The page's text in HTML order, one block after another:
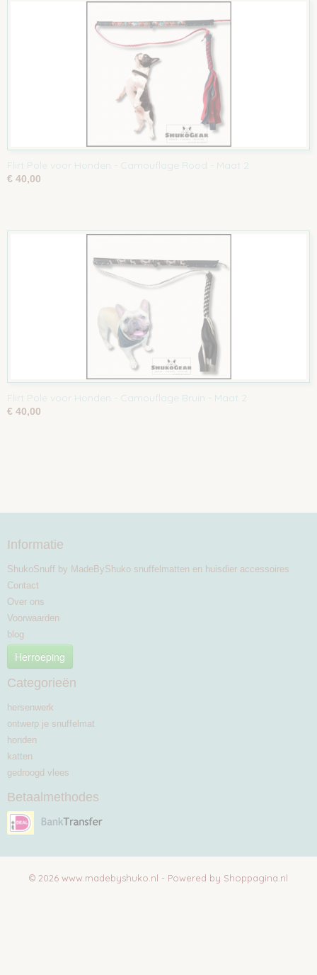
Flirt Pole voor Honden - Camouflage Rood - Maat 2
€ 40,00
Flirt Pole voor Honden - Camouflage Bruin - Maat 2
€ 40,00
Informatie
ShukoSnuff by MadeByShuko snuffelmatten en huisdier accessoires
Contact
Over ons
Voorwaarden
blog
Herroeping
Categorieën
hersenwerk
ontwerp je snuffelmat
honden
katten
gedroogd vlees
Betaalmethodes
© 2026 www.madebyshuko.nl - Powered by Shoppagina.nl